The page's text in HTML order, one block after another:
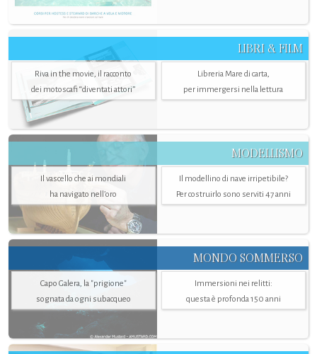
LIBRI & FILM
Riva in the movie, il racconto
dei motoscafi “diventati attori”
Libreria Mare di carta,
per immergersi nella lettura
MODELLISMO
Il vascello che ai mondiali
ha navigato nell’oro
Il modellino di nave irripetibile?
Per costruirlo sono serviti 47 anni
MONDO SOMMERSO
Capo Galera, la "prigione"
sognata da ogni subacqueo
Immersioni nei relitti:
questa è profonda 150 anni